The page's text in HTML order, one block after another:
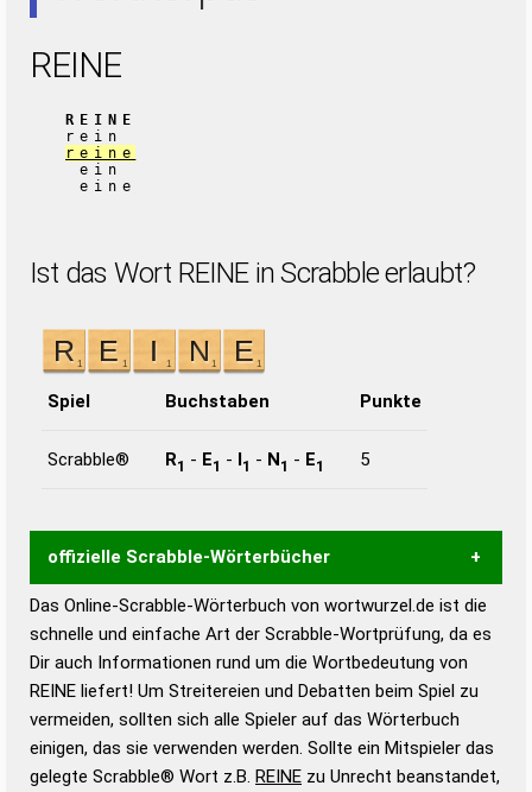
REINE
REINE
rein
reine
ein
eine
Ist das Wort REINE in Scrabble erlaubt?
Spiel Buchstaben Punkte
Scrabble® R1 - E1 - I1 - N1 - E1 5
offizielle Scrabble-Wörterbücher
Wortwurzel liefert mit Hilfe eines semantischen
Wortanalyse-Algorithmus gute Anhaltspunkte zu
Wortbedeutung, Worttrennung und Wortform, um die
Gültigkeit eines Wortes für das Scrabble-Spiel zu
bestimmen!
zugelassene Turnier Scrabble-
Wörterbücher sind:
Das Online-Scrabble-Wörterbuch von wortwurzel.de ist die
schnelle und einfache Art der Scrabble-Wortprüfung, da es
Dir auch Informationen rund um die Wortbedeutung von
REINE liefert! Um Streitereien und Debatten beim Spiel zu
vermeiden, sollten sich alle Spieler auf das Wörterbuch
einigen, das sie verwenden werden. Sollte ein Mitspieler das
gelegte Scrabble® Wort z.B. REINE zu Unrecht beanstandet,